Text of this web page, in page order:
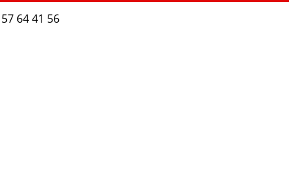
64 41 56